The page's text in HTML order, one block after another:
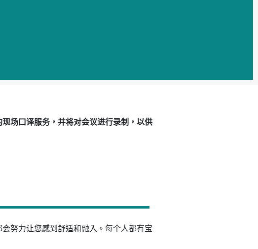
场口译服务，并将对会议进行录制，以供
努力让您感到舒适和融入。每个人都有宝